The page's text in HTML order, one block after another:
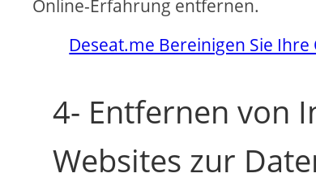
Online-Erfahrung entfernen.
Deseat.me Bereinigen Sie Ihre
4- Entfernen von
Websites zur